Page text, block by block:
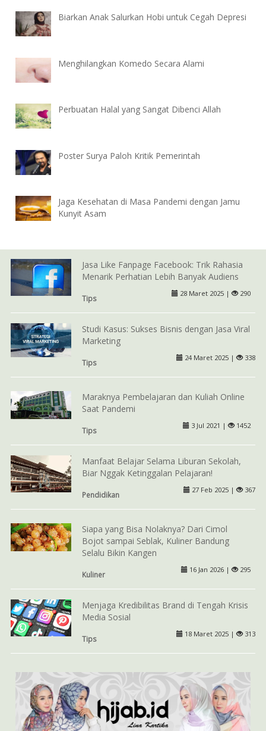
Biarkan Anak Salurkan Hobi untuk Cegah Depresi
Menghilangkan Komedo Secara Alami
Perbuatan Halal yang Sangat Dibenci Allah
Poster Surya Paloh Kritik Pemerintah
Jaga Kesehatan di Masa Pandemi dengan Jamu
Kunyit Asam
Jasa Like Fanpage Facebook: Trik Rahasia
Menarik Perhatian Lebih Banyak Audiens
Tips
28 Maret 2025 | 290
Studi Kasus: Sukses Bisnis dengan Jasa Viral
Marketing
Tips
24 Maret 2025 | 338
Maraknya Pembelajaran dan Kuliah Online
Saat Pandemi
Tips
3 Jul 2021 | 1452
Manfaat Belajar Selama Liburan Sekolah,
Biar Nggak Ketinggalan Pelajaran!
Pendidikan
27 Feb 2025 | 367
Siapa yang Bisa Nolaknya? Dari Cimol
Bojot sampai Seblak, Kuliner Bandung
Selalu Bikin Kangen
Kuliner
16 Jan 2026 | 295
Menjaga Kredibilitas Brand di Tengah Krisis
Media Sosial
Tips
18 Maret 2025 | 313